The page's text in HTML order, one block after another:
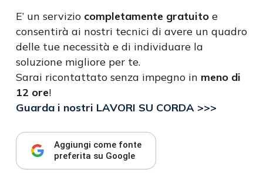
E’ un servizio completamente gratuitoe
consentirà ai nostri tecnici di avere un quadro
delle tue necessità e di individuare la
soluzione migliore per te.
Sarai ricontattato senza impegno in meno di
12 ore!
Guarda i nostri LAVORI SU CORDA >>>
Aggiungi come fonte
preferita su Google